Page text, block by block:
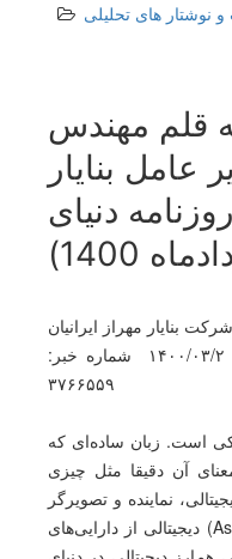
و نوشتار های تحلیلی
قلم مهندس
عامل بنایار
دنیای
بنایار مهراز ایرانیان
شماره روزنامه: ۵۱۷۶ تاریخ چاپ: ۱۴۰۰/۰۳/۲ شماره خبر:
۳۷۶۶۵۵۹
است. زبان ساده‌ای که
آن دقیقا مثل چیزی
نماینده و تصویرگر
دیجیتالی از دارایی‌های (Assets) موجود یک پروژه است. این به